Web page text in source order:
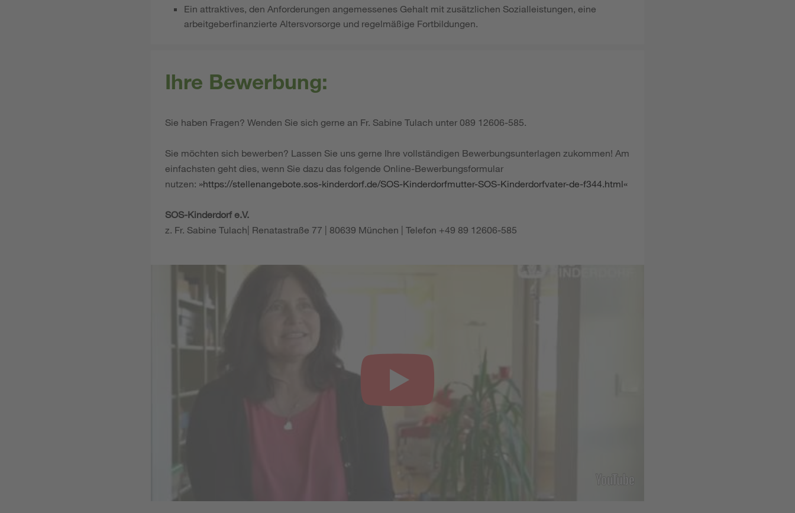
Ein attraktives, den Anforderungen angemessenes Gehalt mit zusätzlichen Sozialleistungen, eine
arbeitgeberfinanzierte Altersvorsorge und regelmäßige Fortbildungen.
Ihre Bewerbung:
Sie haben Fragen? Wenden Sie sich gerne an Fr. Sabine Tulach unter 089 12606-585.
Sie möchten sich bewerben? Lassen Sie uns gerne Ihre vollständigen Bewerbungsunterlagen zukommen! Am
einfachsten geht dies, wenn Sie dazu das folgende Online-Bewerbungsformular
nutzen:
https://stellenangebote.sos-kinderdorf.de/SOS-Kinderdorfmutter-SOS-Kinderdorfvater-de-f344.html
SOS-Kinderdorf e.V.
z. Fr. Sabine Tulach| Renatastraße 77 | 80639 München | Telefon +49 89 12606-585